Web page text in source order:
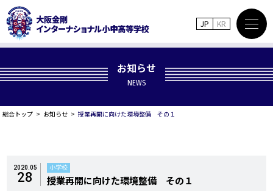
お知らせ
NEWS
総合トップ お知らせ 授業再開に向けた環境整備 その１
JP KR
2020.05
28
小学校
授業再開に向けた環境整備 その１